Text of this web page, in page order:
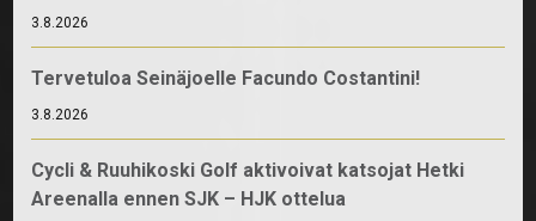
3.8.2026
Tervetuloa Seinäjoelle Facundo Costantini!
3.8.2026
Cycli & Ruuhikoski Golf aktivoivat katsojat Hetki
Areenalla ennen SJK – HJK ottelua